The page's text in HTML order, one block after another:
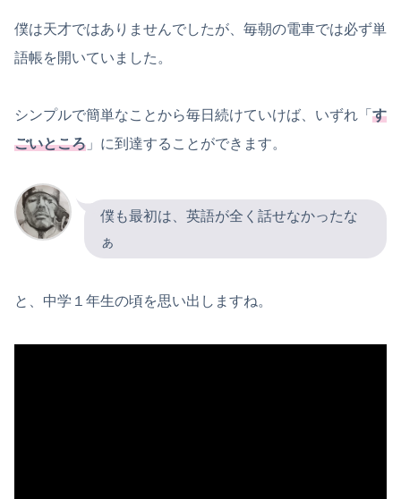
僕は天才ではありませんでしたが、毎朝の電車では必ず単
語帳を開いていました。
シンプルで簡単なことから毎日続けていけば、いずれ「 す
ごいところ 」に到達することができます。
僕も最初は、英語が全く話せなかったな
ぁ
と、中学１年生の頃を思い出しますね。